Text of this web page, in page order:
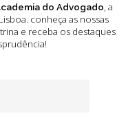
do Advogado, a
conheça as nossas
e receba os destaques